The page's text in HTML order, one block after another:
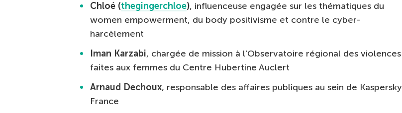
Chloé (thegingerchloe), influenceuse engagée sur les thématiques du
women empowerment, du body positivisme et contre le cyber-
harcèlement
Iman Karzabi, chargée de mission à l’Observatoire régional des violences
faites aux femmes du Centre Hubertine Auclert
Arnaud Dechoux, responsable des affaires publiques au sein de Kaspersky
France